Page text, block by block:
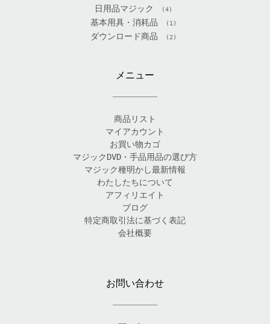
日用品マジック (4)
基本用具・消耗品 (1)
ダウンロード商品 (2)
メニュー
商品リスト
マイアカウント
お買い物カゴ
マジックDVD・手品用品の選び方
マジック種明かし最新情報
わたしたちについて
アフィリエイト
ブログ
特定商取引法に基づく表記
会社概要
お問い合わせ